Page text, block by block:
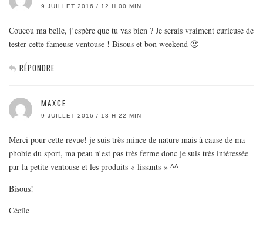
9 JUILLET 2016 / 12 H 00 MIN
Coucou ma belle, j’espère que tu vas bien ? Je serais vraiment curieuse de
tester cette fameuse ventouse ! Bisous et bon weekend 🙂
RÉPONDRE
MAXCE
9 JUILLET 2016 / 13 H 22 MIN
Merci pour cette revue! je suis très mince de nature mais à cause de ma
phobie du sport, ma peau n’est pas très ferme donc je suis très intéressée
par la petite ventouse et les produits « lissants » ^^
Bisous!
Cécile